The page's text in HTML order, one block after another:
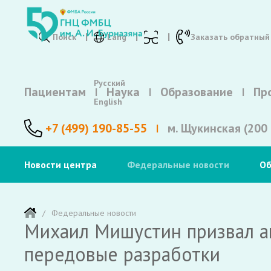
Поиск Lang
Русский
English
Заказать
Пациентам Наука Образование
+7 (499) 190-85-55 м. Щукинская
Новости центра Федеральные новости
Федеральные новости
Михаил Мишустин призвал
передовые разработки